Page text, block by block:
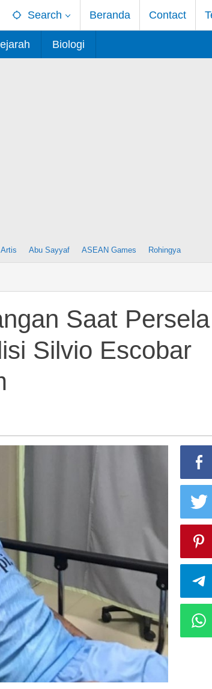
Search Beranda Contact
Biologi
Abu Sayyaf ASEAN Games Rohingya
Saat Persela
Silvio Escobar